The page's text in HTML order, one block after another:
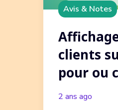
Avis & Notes
clients
pour ou
2 ans ago